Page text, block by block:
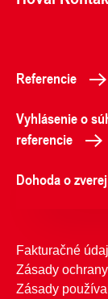
Referencie
Vyhlásenie o
referencie
Dohoda o
Fakturačné
Zásady
Zásady